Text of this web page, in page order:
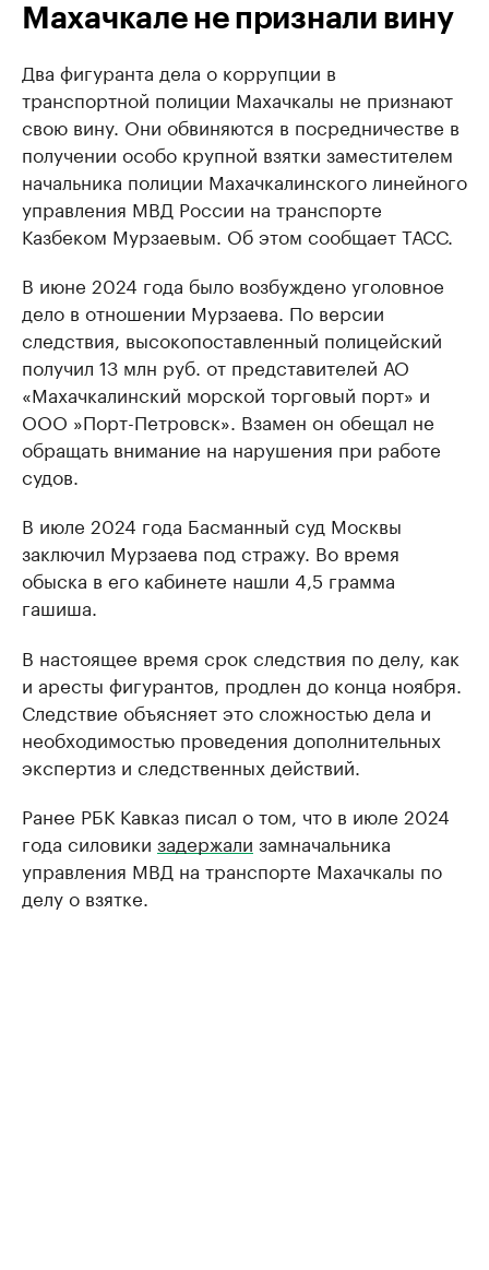
Махачкале не признали вину
Два фигуранта дела о коррупции в
транспортной полиции Махачкалы не признают
свою вину. Они обвиняются в посредничестве в
получении особо крупной взятки заместителем
начальника полиции Махачкалинского линейного
управления МВД России на транспорте
Казбеком Мурзаевым. Об этом сообщает ТАСС.
В июне 2024 года было возбуждено уголовное
дело в отношении Мурзаева. По версии
следствия, высокопоставленный полицейский
получил 13 млн руб. от представителей АО
«Махачкалинский морской торговый порт» и
ООО »Порт-Петровск». Взамен он обещал не
обращать внимание на нарушения при работе
судов.
В июле 2024 года Басманный суд Москвы
заключил Мурзаева под стражу. Во время
обыска в его кабинете нашли 4,5 грамма
гашиша.
В настоящее время срок следствия по делу, как
и аресты фигурантов, продлен до конца ноября.
Следствие объясняет это сложностью дела и
необходимостью проведения дополнительных
экспертиз и следственных действий.
Ранее РБК Кавказ писал о том, что в июле 2024
года силовики задержали замначальника
управления МВД на транспорте Махачкалы по
делу о взятке.